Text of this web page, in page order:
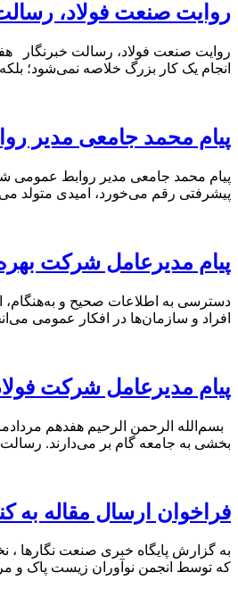
روایت صنعت فولاد،‌
روایت صنعت فولاد،‌ رسالت خبرنگار
انجام یک کار بزرگ خلاصه نمی‌شود؛
پیام محمد جامعی مدیر
پیام محمد جامعی مدیر روابط عمومی
پیشرفتی رقم می‌خورد، امیدی متولد
پیام مدیرعامل شرکت
دسترسی به اطلاعات صحیح و به‌هنگام،
افراد و سازمان‌ها در افکار عمومی
پیام مدیرعامل شرکت
بسم‌الله الرحمن الرحیم هفدهم
بخشی به جامعه گام بر می‌دارند. رسالت
فراخوان ارسال مقاله به
که توسط انجمن نوآوران زیست پاک و